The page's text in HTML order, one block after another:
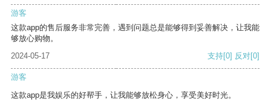
游客
这款app的售后服务非常完善，遇到问题总是能够得到妥善解决，让我能
够放心购物。
2024-05-17
支持[0] 反对[0]
游客
这款app是我娱乐的好帮手，让我能够放松身心，享受美好时光。